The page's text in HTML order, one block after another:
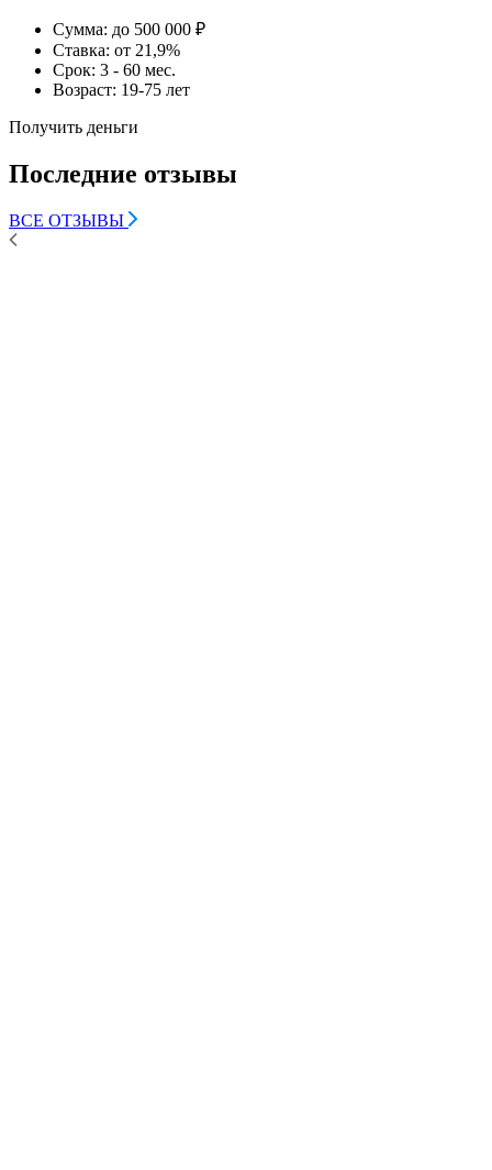
Сумма: до 500 000 ₽
Ставка: от 21,9%
Срок: 3 - 60 мес.
Возраст: 19-75 лет
Получить деньги
Последние отзывы
ВСЕ ОТЗЫВЫ